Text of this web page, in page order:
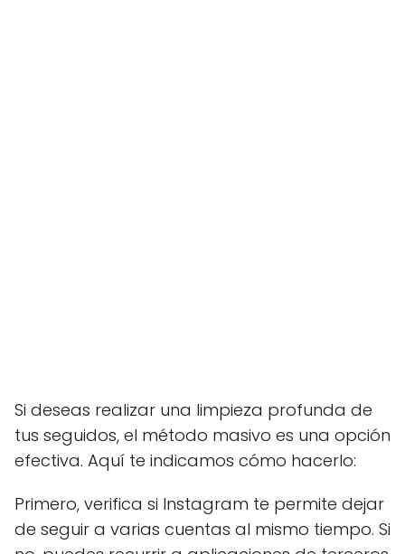
Si deseas realizar una limpieza profunda de
tus seguidos, el método masivo es una opción
efectiva. Aquí te indicamos cómo hacerlo:
Primero, verifica si Instagram te permite dejar
de seguir a varias cuentas al mismo tiempo. Si